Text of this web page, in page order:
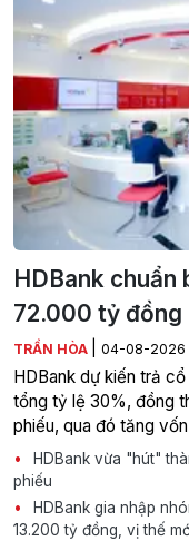
HDBank chuẩn
72.000 tỷ đồng
TRẦN HÒA 04-08-2026
HDBank dự kiến trả
tổng tỷ lệ 30%, đồng
phiếu, qua đó tăng
HDBank vừa "hút"
phiếu
HDBank gia nhập
13.200 tỷ đồng, vị thế